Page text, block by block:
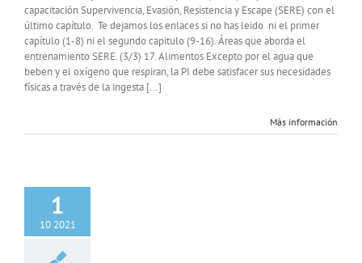
capacitación Supervivencia, Evasión, Resistencia y Escape (SERE) con el
último capítulo. Te dejamos los enlaces si no has leido ni el primer
capítulo (1-8) ni el segundo capitulo (9-16). Áreas que aborda el
entrenamiento SERE. (3/3) 17. Alimentos Excepto por el agua que
beben y el oxígeno que respiran, la PI debe satisfacer sus necesidades
físicas a través de la ingesta [...]
Más información
1
10 2021